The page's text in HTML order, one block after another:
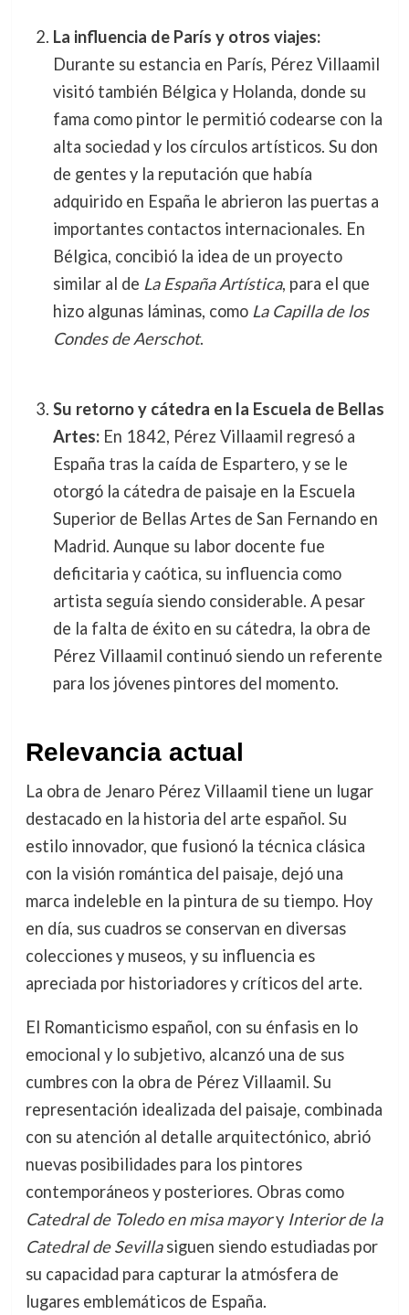
La influencia de París y otros viajes:
Durante su estancia en París, Pérez Villaamil
visitó también Bélgica y Holanda, donde su
fama como pintor le permitió codearse con la
alta sociedad y los círculos artísticos. Su don
de gentes y la reputación que había
adquirido en España le abrieron las puertas a
importantes contactos internacionales. En
Bélgica, concibió la idea de un proyecto
similar al de La España Artística, para el que
hizo algunas láminas, como La Capilla de los
Condes de Aerschot.
Su retorno y cátedra en la Escuela de Bellas
Artes:En 1842, Pérez Villaamil regresó a
España tras la caída de Espartero, y se le
otorgó la cátedra de paisaje en la Escuela
Superior de Bellas Artes de San Fernando en
Madrid. Aunque su labor docente fue
deficitaria y caótica, su influencia como
artista seguía siendo considerable. A pesar
de la falta de éxito en su cátedra, la obra de
Pérez Villaamil continuó siendo un referente
para los jóvenes pintores del momento.
Relevancia actual
La obra de Jenaro Pérez Villaamil tiene un lugar
destacado en la historia del arte español. Su
estilo innovador, que fusionó la técnica clásica
con la visión romántica del paisaje, dejó una
marca indeleble en la pintura de su tiempo. Hoy
en día, sus cuadros se conservan en diversas
colecciones y museos, y su influencia es
apreciada por historiadores y críticos del arte.
El Romanticismo español, con su énfasis en lo
emocional y lo subjetivo, alcanzó una de sus
cumbres con la obra de Pérez Villaamil. Su
representación idealizada del paisaje, combinada
con su atención al detalle arquitectónico, abrió
nuevas posibilidades para los pintores
contemporáneos y posteriores. Obras como
Catedral de Toledo en misa mayory Interior de la
Catedral de Sevillasiguen siendo estudiadas por
su capacidad para capturar la atmósfera de
lugares emblemáticos de España.